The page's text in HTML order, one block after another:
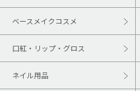
ベースメイクコスメ
口紅・リップ・グロス
ネイル用品